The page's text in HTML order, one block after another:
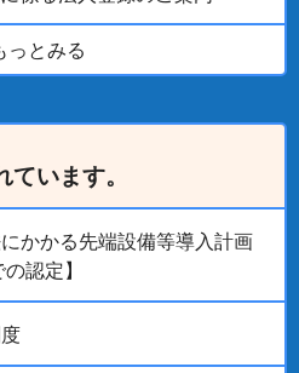
っとみる
います。
かかる先端設備等導入計画
認定】